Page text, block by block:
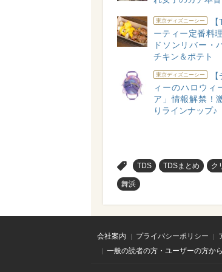
東京ディズニーシー
ーティー定番料
ドソンリバー・
チキン＆ポテト
東京ディズニーシー
ィーのハロウィ
ア」情報解禁！
りラインナップ♪
TDS TDSまとめ ク
舞浜
会社案内 プライバシーポリシー
一般の読者の方・ユーザーの方か